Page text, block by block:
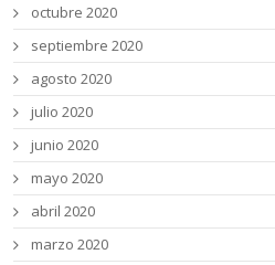
octubre 2020
septiembre 2020
agosto 2020
julio 2020
junio 2020
mayo 2020
abril 2020
marzo 2020